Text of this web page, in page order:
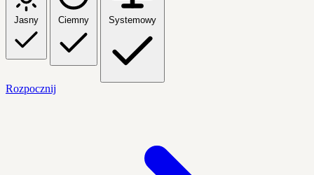
Jasny Ciemny Systemowy
Rozpocznij